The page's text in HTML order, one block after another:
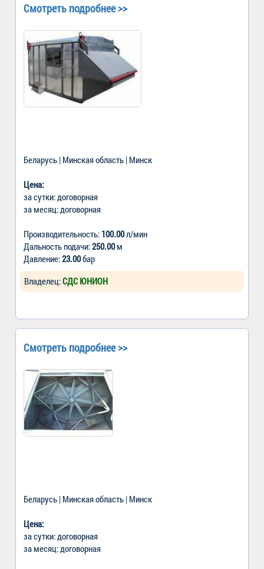
Смотреть подробнее >>
Беларусь | Минская область | Минск
Цена:
за сутки: договорная
за месяц: договорная
Производительность: 100.00л/мин
Дальность подачи:250.00м
Давление:23.00бар
Владелец:СДС ЮНИОН
Смотреть подробнее >>
Беларусь | Минская область | Минск
Цена:
за сутки: договорная
за месяц: договорная